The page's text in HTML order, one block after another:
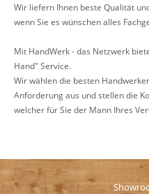
Wir liefern Ihnen beste Qualität
wenn Sie es wünschen alles
Mit HandWerk - das Netzwerk
Hand" Service.
Wir wählen die besten
Anforderung aus und stellen die
welcher für Sie der Mann Ihres